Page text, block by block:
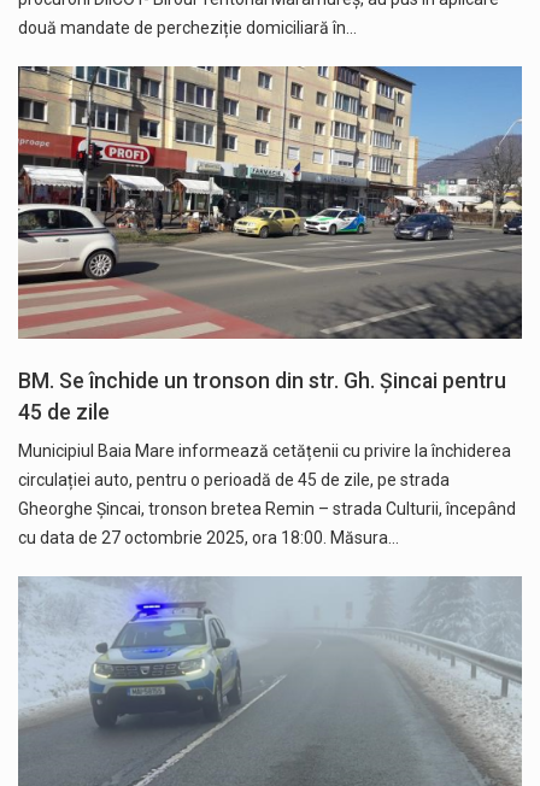
două mandate de percheziție domiciliară în…
BM. Se închide un tronson din str. Gh. Șincai pentru
45 de zile
Municipiul Baia Mare informează cetățenii cu privire la închiderea
circulației auto, pentru o perioadă de 45 de zile, pe strada
Gheorghe Șincai, tronson bretea Remin – strada Culturii, începând
cu data de 27 octombrie 2025, ora 18:00. Măsura…